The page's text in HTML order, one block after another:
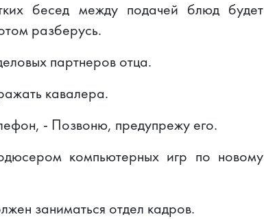
бесед между подачей блюд будет
разберусь.
партнеров отца.
кавалера.
- Позвоню, предупрежу его.
компьютерных игр по новому
заниматься отдел кадров.